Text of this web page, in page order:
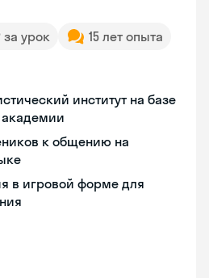
за урок
15 лет опыта
институт на базе
академии
к общению на
в игровой форме для